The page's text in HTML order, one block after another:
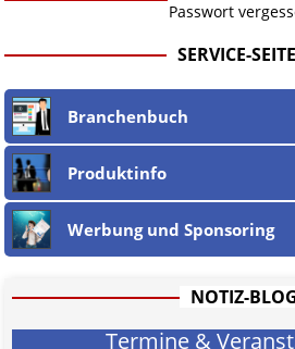
Passwort
SERVICE-
Branchenbuch
Produktinfo
Werbung und Sponsoring
NOTIZ-
Termine &